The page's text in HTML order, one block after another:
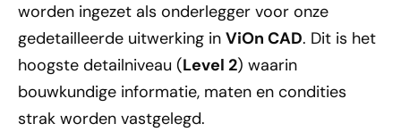
worden ingezet als onderlegger voor onze
gedetailleerde uitwerking in ViOn CAD. Dit is het
hoogste detailniveau (Level 2) waarin
bouwkundige informatie, maten en condities
strak worden vastgelegd.